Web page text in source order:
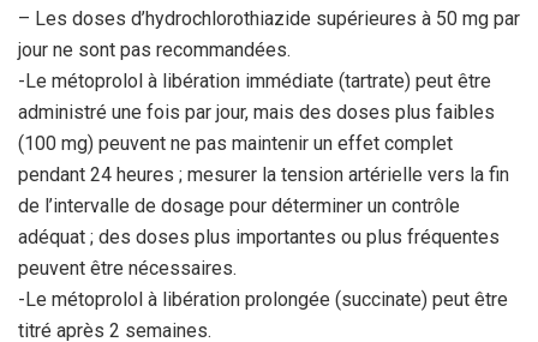
– Les doses d’hydrochlorothiazide supérieures à 50 mg par
jour ne sont pas recommandées.
-Le métoprolol à libération immédiate (tartrate) peut être
administré une fois par jour, mais des doses plus faibles
(100 mg) peuvent ne pas maintenir un effet complet
pendant 24 heures ; mesurer la tension artérielle vers la fin
de l’intervalle de dosage pour déterminer un contrôle
adéquat ; des doses plus importantes ou plus fréquentes
peuvent être nécessaires.
-Le métoprolol à libération prolongée (succinate) peut être
titré après 2 semaines.